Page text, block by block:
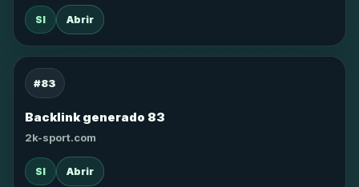
SI Abrir
#83
Backlink generado 83
2k-sport.com
SI Abrir